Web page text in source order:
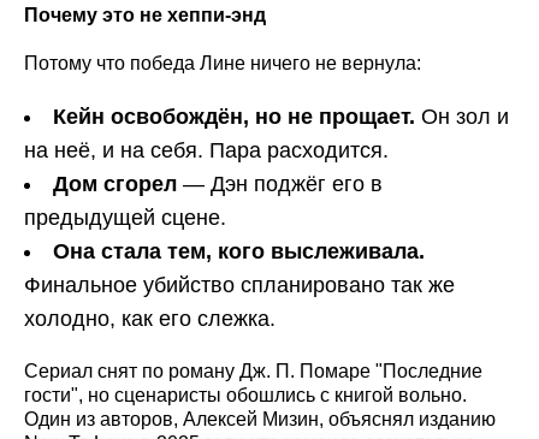
Почему это не хеппи-энд
Потому что победа Лине ничего не вернула:
Кейн освобождён, но не прощает. Он зол и
на неё, и на себя. Пара расходится.
Дом сгорел — Дэн поджёг его в
предыдущей сцене.
Она стала тем, кого выслеживала.
Финальное убийство спланировано так же
холодно, как его слежка.
Сериал снят по роману Дж. П. Помаре "Последние
гости", но сценаристы обошлись с книгой вольно.
Один из авторов, Алексей Мизин, объяснял изданию